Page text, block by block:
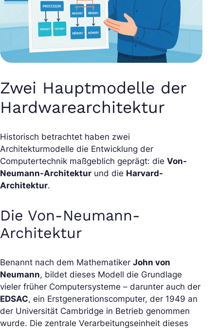
Zwei Hauptmodelle der
Hardwarearchitektur
Historisch betrachtet haben zwei
Architekturmodelle die Entwicklung der
Computertechnik maßgeblich geprägt: die Von-
Neumann-Architektur und die Harvard-
Architektur.
Die Von-Neumann-
Architektur
Benannt nach dem Mathematiker John von
Neumann, bildet dieses Modell die Grundlage
vieler früher Computersysteme – darunter auch der
EDSAC, ein Erstgenerationscomputer, der 1949 an
der Universität Cambridge in Betrieb genommen
wurde. Die zentrale Verarbeitungseinheit dieses